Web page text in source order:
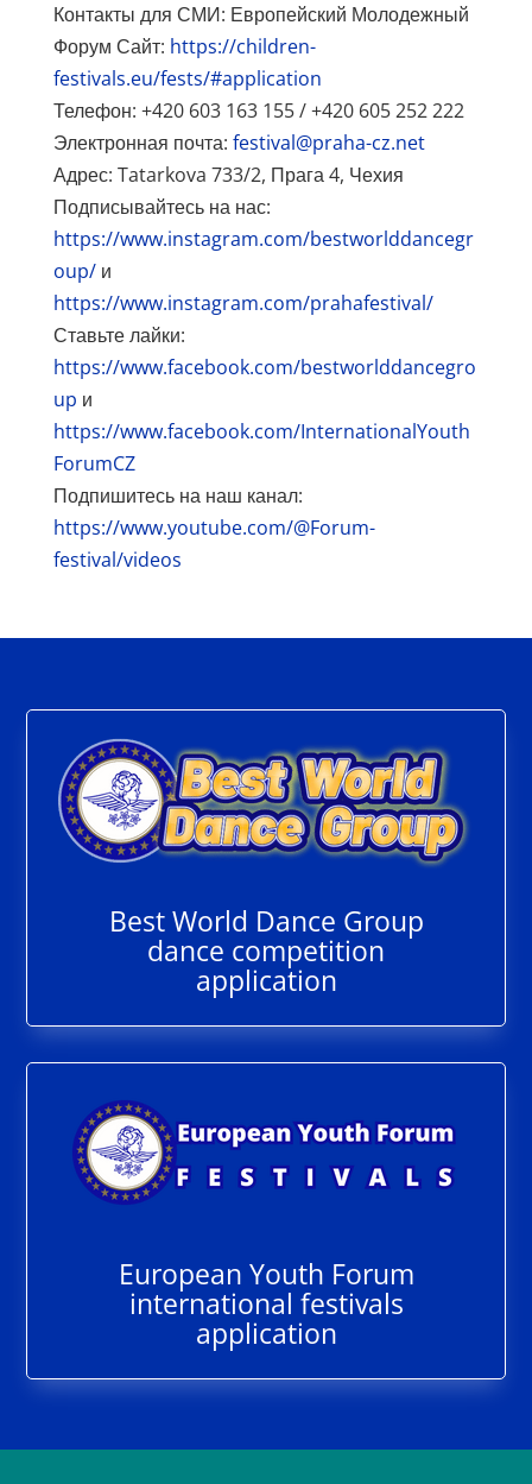
Контакты для СМИ: Европейский Молодежный
Форум Сайт: https://children-
festivals.eu/fests/#application
Телефон: +420 603 163 155 / +420 605 252 222
Электронная почта: festival@praha-cz.net
Адрес: Tatarkova 733/2, Прага 4, Чехия
Подписывайтесь на нас:
https://www.instagram.com/bestworlddancegr
oup/и
https://www.instagram.com/prahafestival/
Ставьте лайки:
https://www.facebook.com/bestworlddancegro
up и
https://www.facebook.com/InternationalYouth
ForumCZ
Подпишитесь на наш канал:
https://www.youtube.com/@Forum-
festival/videos
Best World Dance Group
dance competition
application
European Youth Forum
international festivals
application